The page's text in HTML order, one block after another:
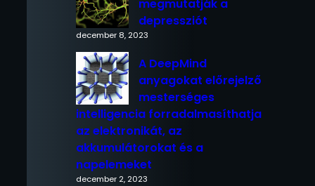
megmutatják a
depressziót
december 8, 2023
A DeepMind
anyagokat előrejelző
mesterséges
intelligencia forradalmasíthatja
az elektronikát, az
akkumulátorokat és a
napelemeket
december 2, 2023